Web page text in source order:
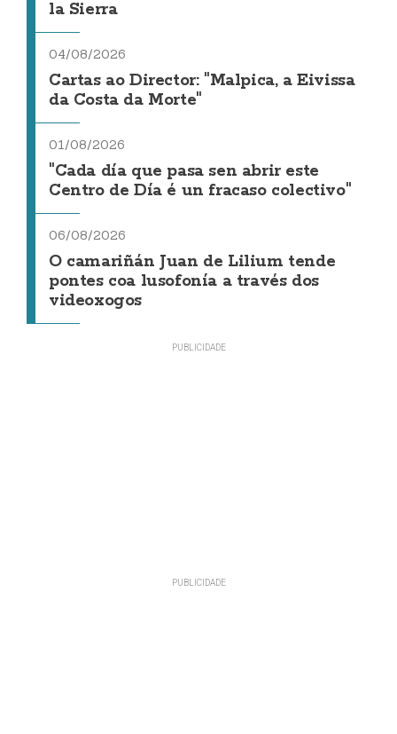
la Sierra
04/08/2026
Cartas ao Director: "Malpica, a Eivissa
da Costa da Morte"
01/08/2026
"Cada día que pasa sen abrir este
Centro de Día é un fracaso colectivo"
06/08/2026
O camariñán Juan de Lilium tende
pontes coa lusofonía a través dos
videoxogos